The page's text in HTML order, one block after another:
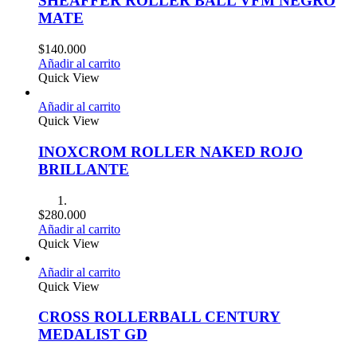
MATE
$140.000
Añadir al carrito
Quick View
Añadir al carrito
Quick View
INOXCROM ROLLER NAKED ROJO
BRILLANTE
$280.000
Añadir al carrito
Quick View
Añadir al carrito
Quick View
CROSS ROLLERBALL CENTURY
MEDALIST GD